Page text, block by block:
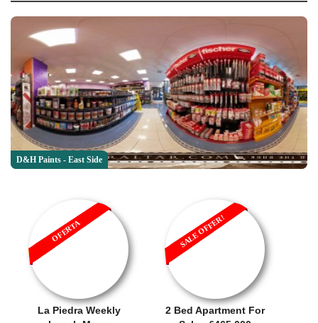
D&H Paints - East Side
La Piedra Weekly
OFERTA
2 Bed Apartment For
SALE OFFER!